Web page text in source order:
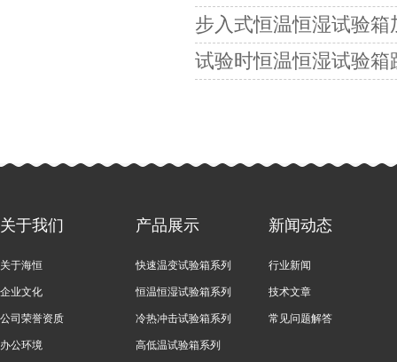
步入式恒温恒湿试验
试验时恒温恒湿试验箱
关于我们
关于海恒
企业文化
公司荣誉资质
办公环境
产品展示
快速温变试验箱系列
恒温恒湿试验箱系列
冷热冲击试验箱系列
高低温试验箱系列
新闻动态
行业新闻
技术文章
常见问题解答